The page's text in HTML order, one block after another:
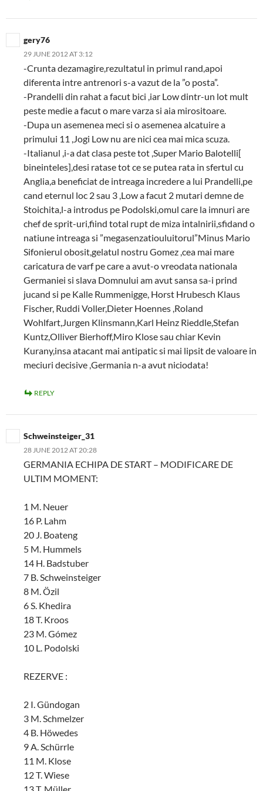
gery76
29 JUNE 2012 AT 3:12
-Crunta dezamagire,rezultatul in primul rand,apoi
diferenta intre antrenori s-a vazut de la ”o posta”.
-Prandelli din rahat a facut bici ,iar Low dintr-un lot mult
peste medie a facut o mare varza si aia mirositoare.
-Dupa un asemenea meci si o asemenea alcatuire a
primului 11 ,Jogi Low nu are nici cea mai mica scuza.
-Italianul ,i-a dat clasa peste tot ,Super Mario Balotelli[
bineinteles],desi ratase tot ce se putea rata in sfertul cu
Anglia,a beneficiat de intreaga incredere a lui Prandelli,pe
cand eternul loc 2 sau 3 ,Low a facut 2 mutari demne de
Stoichita,l-a introdus pe Podolski,omul care la imnuri are
chef de sprit-uri,fiind total rupt de miza intalnirii,sfidand o
natiune intreaga si ”megasenzatiouluitorul”Minus Mario
Sifonierul obosit,gelatul nostru Gomez ,cea mai mare
caricatura de varf pe care a avut-o vreodata nationala
Germaniei si slava Domnului am avut sansa sa-i prind
jucand si pe Kalle Rummenigge, Horst Hrubesch Klaus
Fischer, Ruddi Voller,Dieter Hoennes ,Roland
Wohlfart,Jurgen Klinsmann,Karl Heinz Rieddle,Stefan
Kuntz,Olliver Bierhoff,Miro Klose sau chiar Kevin
Kurany,insa atacant mai antipatic si mai lipsit de valoare in
meciuri decisive ,Germania n-a avut niciodata!
REPLY
Schweinsteiger_31
28 JUNE 2012 AT 20:28
GERMANIA ECHIPA DE START – MODIFICARE DE
ULTIM MOMENT:
1 M. Neuer
16 P. Lahm
20 J. Boateng
5 M. Hummels
14 H. Badstuber
7 B. Schweinsteiger
8 M. Özil
6 S. Khedira
18 T. Kroos
23 M. Gómez
10 L. Podolski
REZERVE :
2 I. Gündogan
3 M. Schmelzer
4 B. Höwedes
9 A. Schürrle
11 M. Klose
12 T. Wiese